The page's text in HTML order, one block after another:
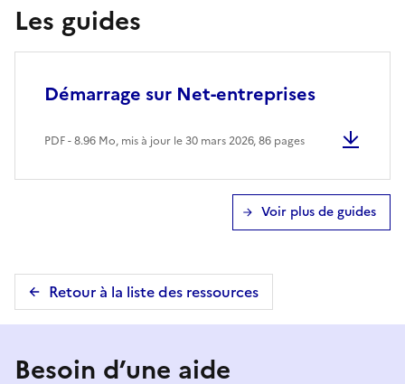
Les guides
Démarrage sur Net-entreprises
PDF - 8.96 Mo, mis à jour le 30 mars 2026, 86 pages
Voir plus de guides
Retour à la liste des ressources
Besoin d’une aide